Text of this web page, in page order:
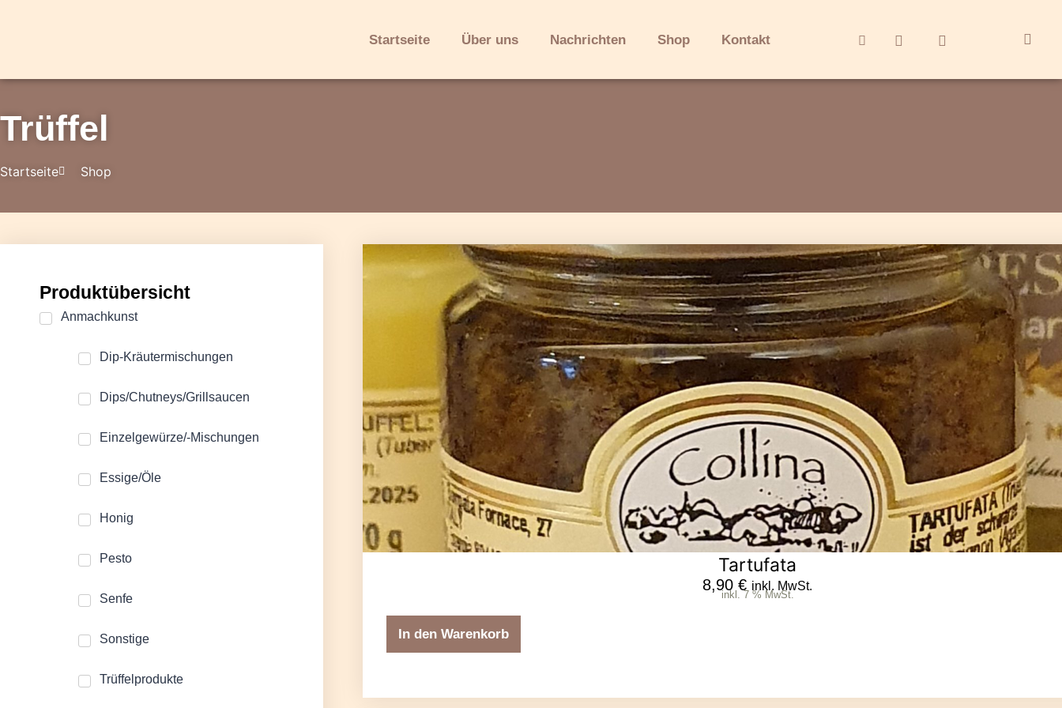
Startseite Über uns Nachrichten Shop Kontakt
Trüffel
Startseite Shop
Produktübersicht
Anmachkunst
Dip-Kräutermischungen
Dips/Chutneys/Grillsaucen
Einzelgewürze/-Mischungen
Essige/Öle
Honig
Pesto
Senfe
Sonstige
Trüffelprodukte
Tartufata
8,90 € inkl. MwSt.
inkl. 7 % MwSt.
In den Warenkorb